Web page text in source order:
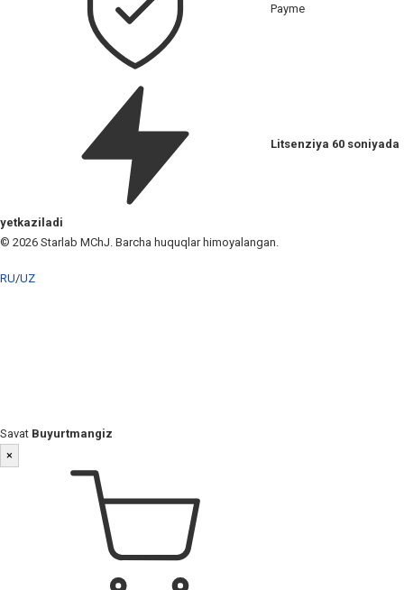
Payme
Litsenziya 60 soniyada
yetkaziladi
© 2026 Starlab MChJ. Barcha huquqlar himoyalangan.
RU/UZ
Savat Buyurtmangiz
×